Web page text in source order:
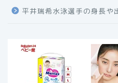
平井瑞希水泳選手の身長や